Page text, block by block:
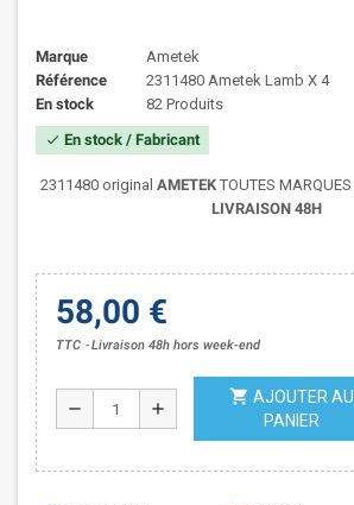
Marque
Ametek
Référence
2311480 Ametek Lamb X 4
En stock
82 Produits
check En stock / Fabricant
2311480 original AMETEK TOUTES MARQUES
LIVRAISON 48H
58,00 €
TTC Livraison 48h hors week-end
remove add
shopping_cart AJOUTER AU
PANIER